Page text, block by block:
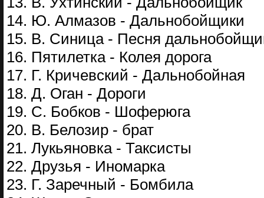
14. Ю. Алмазов - Дальнобойщики
15. В. Синица - Песня
16. Пятилетка - Колея дорога
17. Г. Кричевский - Дальнобойная
18. Д. Оган - Дороги
19. С. Бобков - Шоферюга
20. В. Белозир - брат
21. Лукьяновка - Таксисты
22. Друзья - Иномарка
23. Г. Заречный - Бомбила